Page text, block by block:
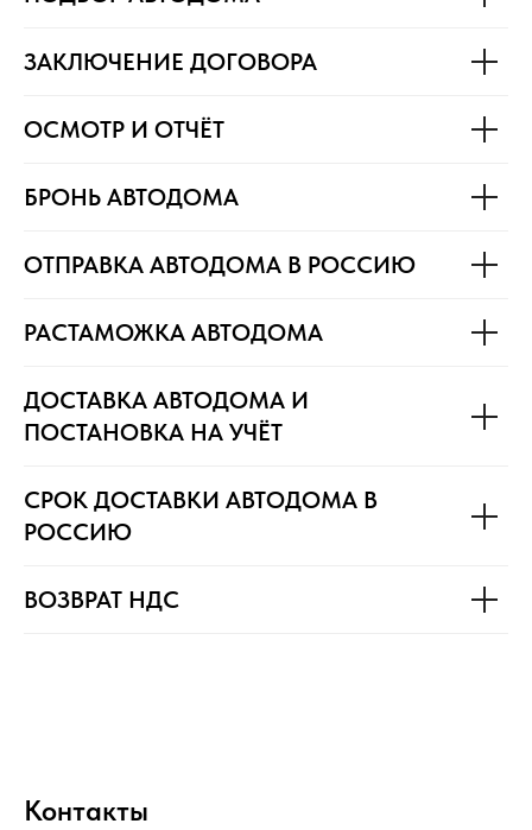
ЗАКЛЮЧЕНИЕ ДОГОВОРА
ОСМОТР И ОТЧЁТ
БРОНЬ АВТОДОМА
ОТПРАВКА АВТОДОМА В РОССИЮ
РАСТАМОЖКА АВТОДОМА
ДОСТАВКА АВТОДОМА И
ПОСТАНОВКА НА УЧЁТ
СРОК ДОСТАВКИ АВТОДОМА В
РОССИЮ
ВОЗВРАТ НДС
Контакты